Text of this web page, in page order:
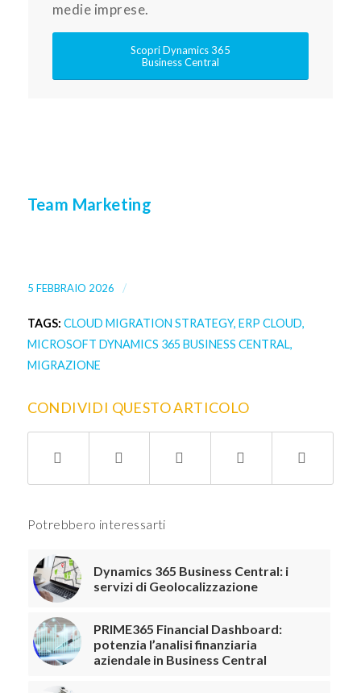
medie imprese.
Scopri Dynamics 365
Business Central
Team Marketing
5 FEBBRAIO 2026 /
TAGS: CLOUD MIGRATION STRATEGY, ERP CLOUD,
MICROSOFT DYNAMICS 365 BUSINESS CENTRAL,
MIGRAZIONE
CONDIVIDI QUESTO ARTICOLO
Potrebbero interessarti
Dynamics 365 Business Central: i
servizi di Geolocalizzazione
PRIME365 Financial Dashboard:
potenzia l’analisi finanziaria
aziendale in Business Central